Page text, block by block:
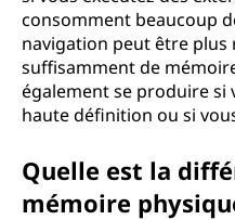
consomment beaucoup
navigation peut être plus
suffisamment de
également se produire si
haute définition ou si
Quelle est la
mémoire